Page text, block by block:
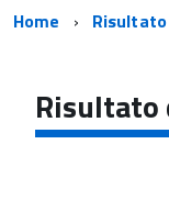
Percorso
Home
Risultato